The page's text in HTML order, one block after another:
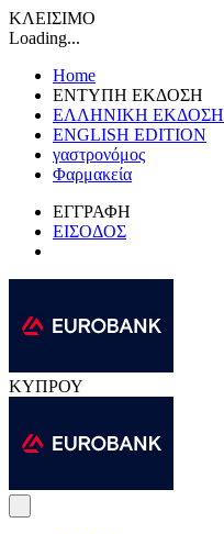
ΚΛΕΙΣΙΜΟ
Loading...
Home
ΕΝΤΥΠΗ ΕΚΔΟΣΗ
ΕΛΛΗΝΙΚΗ ΕΚΔΟΣΗ
ENGLISH EDITION
γαστρονόμος
Φαρμακεία
ΕΓΓΡΑΦΗ
ΕΙΣΟΔΟΣ
ΚΥΠΡΟΥ